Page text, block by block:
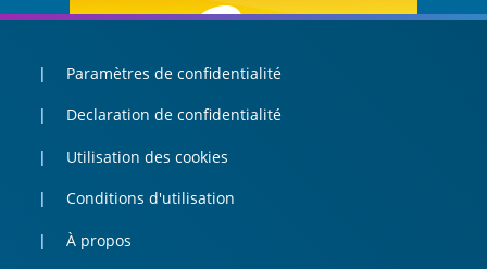
Paramètres de confidentialité
Declaration de confidentialité
Utilisation des cookies
Conditions d'utilisation
À propos